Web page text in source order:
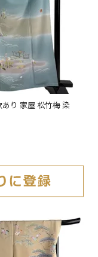
り 家屋 松竹梅 染